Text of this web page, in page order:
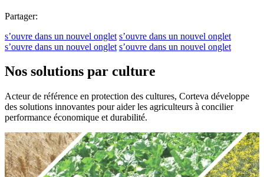
Partager:
s’ouvre dans un nouvel onglet s’ouvre dans un nouvel onglet
s’ouvre dans un nouvel onglet s’ouvre dans un nouvel onglet
Nos solutions par culture
Acteur de référence en protection des cultures, Corteva développe
des solutions innovantes pour aider les agriculteurs à concilier
performance économique et durabilité.